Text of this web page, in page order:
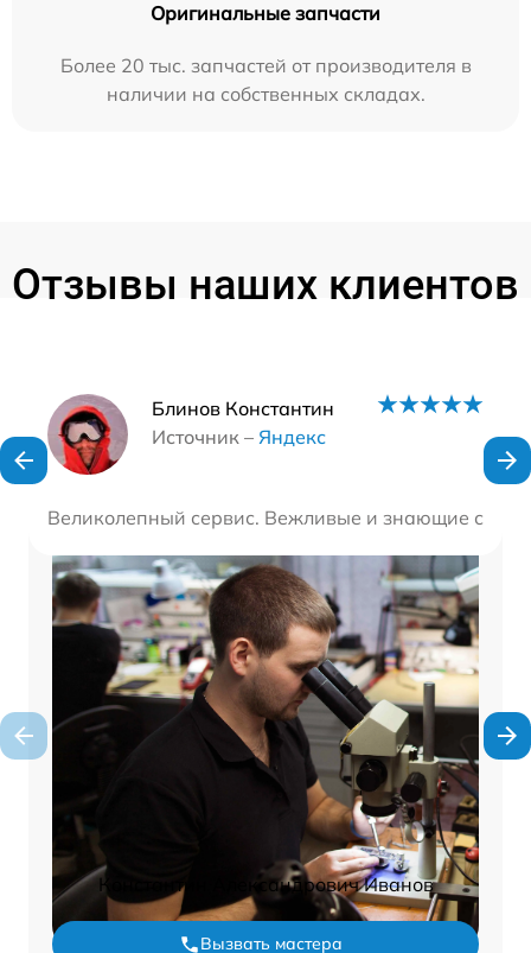
Оригинальные запчасти
Более 20 тыс. запчастей от производителя в
наличии на собственных складах.
Отзывы наших клиентов
Блинов Константин
Источник – Яндекс
Великолепный сервис. Вежливые и знающие
Наши мастера
Константин Александрович Иванов
Вызвать мастера